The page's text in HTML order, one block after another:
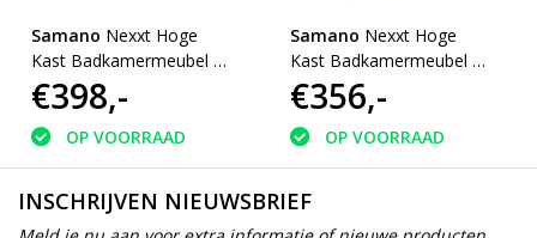
Samano Nexxt Hoge
Kast Badkamermeubel |
legno viola | 160 cm |
greeploos | 2 deuren
€398,-
OP VOORRAAD
Samano Nexxt Hoge
Kast Badkamermeubel |
legno viola | 120 cm |
rechtsdraaiend |
greeploos | 2 deuren
€356,-
OP VOORRAAD
INSCHRIJVEN NIEUWSBRIEF